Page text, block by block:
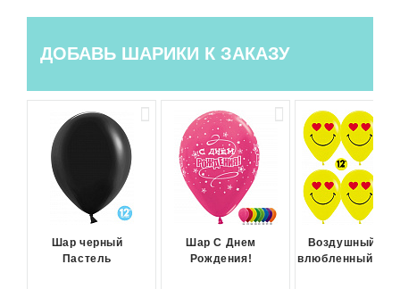
ДОБАВЬ ШАРИКИ К ЗАКАЗУ
Шар черный
Пастель
Шар С Днем
Рождения!
Воздушный
влюбленный